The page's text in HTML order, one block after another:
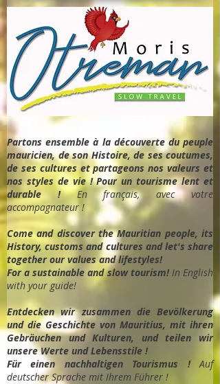
Partons ensemble à la découverte du peuple
mauricien, de son Histoire, de ses coutumes,
de ses cultures et partageons nos valeurs et
nos styles de vie ! Pour un tourisme lent et
durable !En français, avec votre
accompagnateur !
Come and discover the Mauritian people, its
History, customs and cultures and let's share
together our values and lifestyles!
For a sustainable and slow tourism! In English
with your guide!
Entdecken wir zusammen die Bevölkerung
und die Geschichte von Mauritius, mit ihren
Gebräuchen und Kulturen, und teilen wir
unsere Werte und Lebensstile !
Für einen nachhaltigen Tourismus !Auf
deutscher Sprache mit Ihrem Führer !